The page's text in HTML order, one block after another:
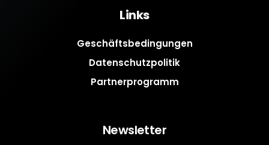
Links
Geschäftsbedingungen
Datenschutzpolitik
Partnerprogramm
Newsletter